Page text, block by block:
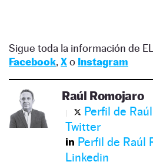
Sigue toda la información de
Facebook, Xo Instagram
Raúl Romojaro
Perfil de
Twitter
Perfil de Raúl
Linkedin